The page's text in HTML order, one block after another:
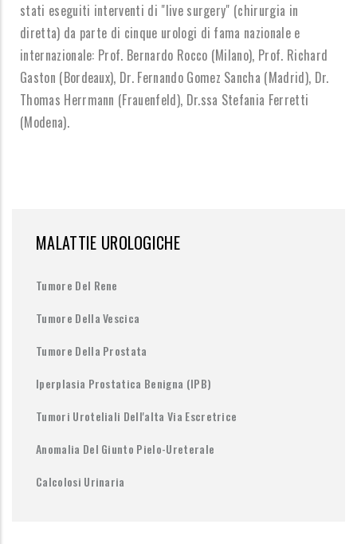
stati eseguiti interventi di "live surgery" (chirurgia in
diretta) da parte di cinque urologi di fama nazionale e
internazionale: Prof. Bernardo Rocco (Milano), Prof. Richard
Gaston (Bordeaux), Dr. Fernando Gomez Sancha (Madrid), Dr.
Thomas Herrmann (Frauenfeld), Dr.ssa Stefania Ferretti
(Modena).
MALATTIE UROLOGICHE
Tumore Del Rene
Tumore Della Vescica
Tumore Della Prostata
Iperplasia Prostatica Benigna (IPB)
Tumori Uroteliali Dell'alta Via Escretrice
Anomalia Del Giunto Pielo-Ureterale
Calcolosi Urinaria